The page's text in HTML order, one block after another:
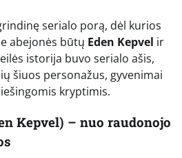
serialo porą, dėl kurios
abejonės būtų Eden Kepvel ir
istorija buvo serialo ašis,
šiuos personažus, gyvenimai
kryptimis.
Kepvel) – nuo raudonojo